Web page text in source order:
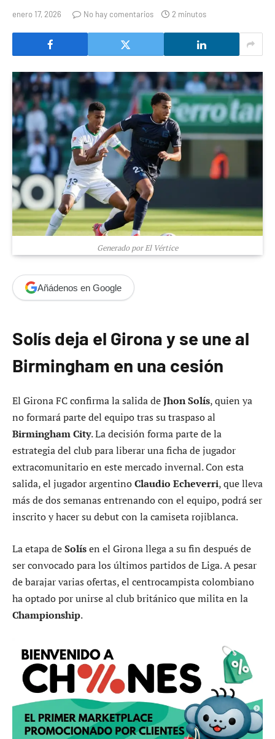
enero 17, 2026 No hay comentarios 2 minutos
Generado por El Vértice
Añádenos en Google
Solís deja el Girona y se une al
Birmingham en una cesión
El Girona FC confirma la salida deJhon Solís, quien ya
no formará parte del equipo tras su traspaso al
Birmingham City. La decisión forma parte de la
estrategia del club para liberar una ficha de jugador
extracomunitario en este mercado invernal. Con esta
salida, el jugador argentinoClaudio Echeverri, que lleva
más de dos semanas entrenando con el equipo, podrá ser
inscrito y hacer su debut con la camiseta rojiblanca.
La etapa deSolísen el Girona llega a su fin después de
ser convocado para los últimos partidos de Liga. A pesar
de barajar varias ofertas, el centrocampista colombiano
ha optado por unirse al club británico que milita en la
Championship.